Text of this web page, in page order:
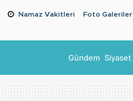
Namaz Vakitleri
Foto Galeriler
Gündem Siyaset